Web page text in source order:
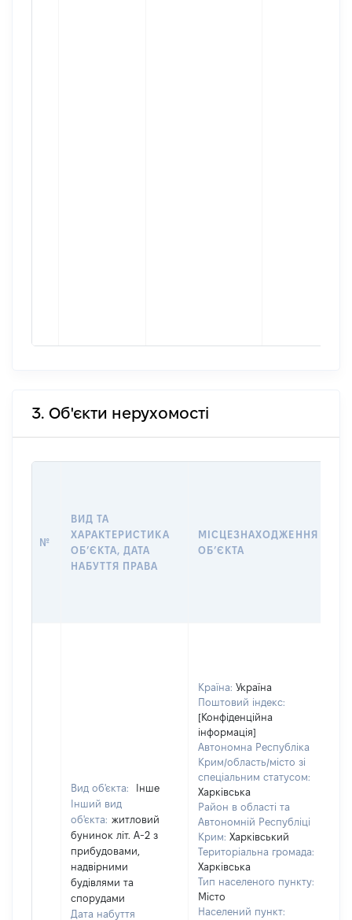
3. Об'єкти нерухомості
№
ВИД ТА
ХАРАКТЕРИСТИКА
ОБʼЄКТА, ДАТА
НАБУТТЯ ПРАВА
МІСЦЕЗНАХОДЖЕННЯ
ОБʼЄКТА
Вид об'єкта:
Інше
Інший вид
об'єкта: житловий
бунинок літ. А-2 з
прибудовами,
надвірними
будівлями та
спорудами
Дата набуття
Країна: Україна
Поштовий індекс:
[Конфіденційна
інформація]
Автономна Республіка
Крим/область/місто зі
спеціальним статусом:
Харківська
Район в області та
Автономній Республіці
Крим: Харківський
Територіальна громада:
Харківська
Тип населеного пункту:
Місто
Населений пункт: